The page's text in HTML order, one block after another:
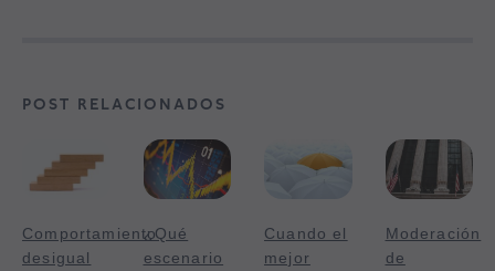
POST RELACIONADOS
Comportamiento
desigual
¿Qué
escenario
Cuando el
mejor
Moderación
de